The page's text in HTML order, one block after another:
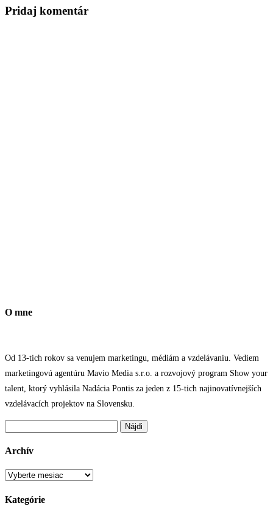
Pridaj komentár
O mne
Od 13-tich rokov sa venujem marketingu, médiám a vzdelávaniu. Vediem
marketingovú agentúru Mavio Media s.r.o. a rozvojový program Show your
talent, ktorý vyhlásila Nadácia Pontis za jeden z 15-tich najinovatívnejších
vzdelávacích projektov na Slovensku.
Archív
Archív
Kategórie